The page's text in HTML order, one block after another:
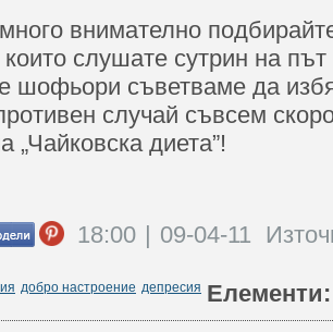
внимателно
които слушате сутрин на
шофьори съветваме да
случай съвсем
„Чайковска диета”!
18:00 | 09-04-11
Елементи:
добро настроение депресия